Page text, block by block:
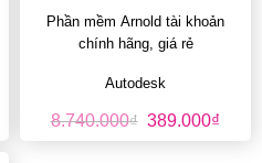
Phần mềm Arnold tài khoản
chính hãng, giá rẻ
Autodesk
8.740.000₫ Giá
389.000₫